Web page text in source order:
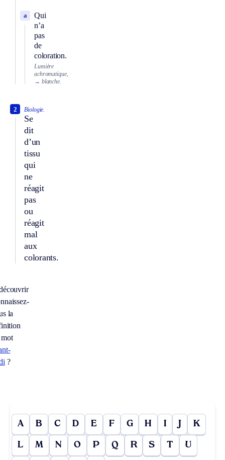
Qui
n’a
pas
de
coloration.
a
Lumière
achromatique,
→ blanche.
Biologie.
Se
dit
d’un
tissu
qui
ne
réagit
pas
ou
réagit
mal
aux
colorants.
2
la
?
A B C D E F G H I J K
L M N O P Q R S T U